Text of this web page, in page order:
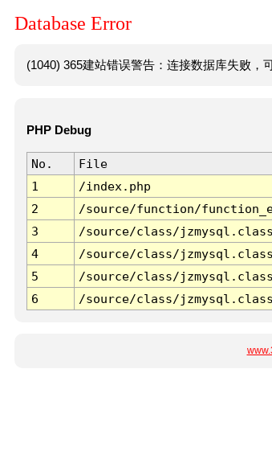
Database Error
(1040) 365建站错误警告：连接数据库失败，
PHP Debug
No. File
1
/index.php
2
/source/function/
3
/source/class/
4
/source/class/
5
/source/class/
6
/source/class/